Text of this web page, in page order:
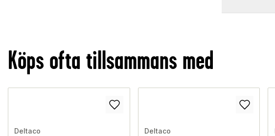
Köps ofta tillsammans med
Deltaco Deltaco